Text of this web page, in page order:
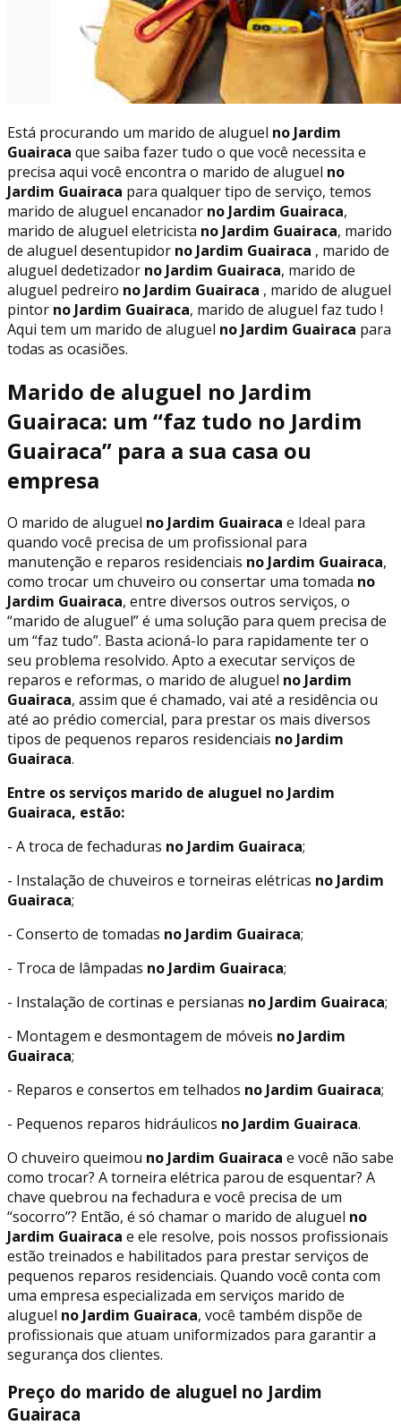
Está procurando um marido de aluguel no Jardim
Guairaca que saiba fazer tudo o que você necessita e
precisa aqui você encontra o marido de aluguel no
Jardim Guairaca para qualquer tipo de serviço, temos
marido de aluguel encanador no Jardim Guairaca,
marido de aluguel eletricista no Jardim Guairaca, marido
de aluguel desentupidor no Jardim Guairaca , marido de
aluguel dedetizador no Jardim Guairaca, marido de
aluguel pedreiro no Jardim Guairaca , marido de aluguel
pintor no Jardim Guairaca, marido de aluguel faz tudo !
Aqui tem um marido de aluguel no Jardim Guairaca para
todas as ocasiões.
Marido de aluguel no Jardim
Guairaca: um “faz tudo no Jardim
Guairaca” para a sua casa ou
empresa
O marido de aluguel no Jardim Guairaca e Ideal para
quando você precisa de um profissional para
manutenção e reparos residenciais no Jardim Guairaca,
como trocar um chuveiro ou consertar uma tomada no
Jardim Guairaca, entre diversos outros serviços, o
“marido de aluguel” é uma solução para quem precisa de
um “faz tudo”. Basta acioná-lo para rapidamente ter o
seu problema resolvido. Apto a executar serviços de
reparos e reformas, o marido de aluguel no Jardim
Guairaca, assim que é chamado, vai até a residência ou
até ao prédio comercial, para prestar os mais diversos
tipos de pequenos reparos residenciais no Jardim
Guairaca.
Entre os serviços marido de aluguel no Jardim
Guairaca, estão:
- A troca de fechaduras no Jardim Guairaca;
- Instalação de chuveiros e torneiras elétricas no Jardim
Guairaca;
- Conserto de tomadas no Jardim Guairaca;
- Troca de lâmpadas no Jardim Guairaca;
- Instalação de cortinas e persianas no Jardim Guairaca;
- Montagem e desmontagem de móveis no Jardim
Guairaca;
- Reparos e consertos em telhados no Jardim Guairaca;
- Pequenos reparos hidráulicos no Jardim Guairaca.
O chuveiro queimou no Jardim Guairaca e você não sabe
como trocar? A torneira elétrica parou de esquentar? A
chave quebrou na fechadura e você precisa de um
“socorro”? Então, é só chamar o marido de aluguel no
Jardim Guairaca e ele resolve, pois nossos profissionais
estão treinados e habilitados para prestar serviços de
pequenos reparos residenciais. Quando você conta com
uma empresa especializada em serviços marido de
aluguel no Jardim Guairaca, você também dispõe de
profissionais que atuam uniformizados para garantir a
segurança dos clientes.
Preço do marido de aluguel no Jardim
Guairaca